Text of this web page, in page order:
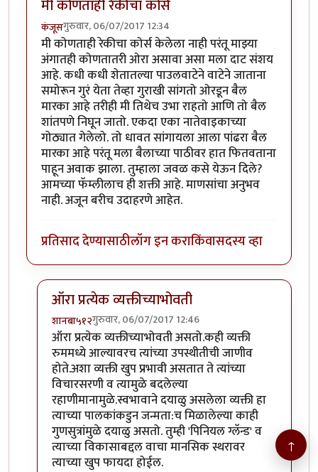
मी कोणताही रेकीचा कोर्स
कंजूसगुरुवार, 06/07/2017 12:34
मी कोणताही रेकीचा कोर्स केलेला नाही परंतू माझ्या
अंगातही कोणतातरी ओरा असावा असा मला दाट संशय
आहे. कधी कधी शेतातल्या पाउलवाटेने वाटेने जाताना
समोरून गुरं येता तेव्हा गुराखी सांगतो ओरडून बैल
मारका आहे तरीही मी तिथेच उभा राहतो आणि तो बैल
शांतपणे निघून जातो. एकदा एका नातेवाइकाच्या
गोठ्यात गेलेलो. तो धावत सांगायला आला पांढरा बैल
मारका आहे परंतू मला बैलाच्या पाठीवर हात फितवताना
पाहून अवाक झाला. तुम्हाला जवळ कसे येऊन दिले?
आमच्या फॅम्लीलाच ही शक्ती आहे. माणसांचा अनुभव
नाही. अजून बरीच उदाहरणे आहेत.
प्रतिसाद देण्यासाठीलॉग इन कराकिंवासदस्य व्हा
ऑरा प्रत्येक व्यक्तीच्याभोवती
शानबा५१२गुरुवार, 06/07/2017 12:46
In reply toमी कोणताही रेकीचा कोर्सbyकंजूस
ऑरा प्रत्येक व्यक्तीच्याभोवती असतो.कही व्यक्ती
रुममध्ये आल्यावरच त्यांच्या उपस्थीतीची जाणीव
होते.अशा व्यक्ती खुप प्रभावी असतात ते त्यांच्या
विचारसरणी व त्यामुळे बदलेल्या
रहाणीमानामुळे.स्वभावाने दयाळु असलेला व्यक्ती हा
त्याच्या पालकांकडुन जन्मता:च मिळालेल्या काही
गुणसुत्रांमुळे दयाळु असतो. तुम्ही 'पिनियल ग्लॅन्ड' व
त्याच्या विकासाबद्दल वाचा मानसिक स्थरावर
त्याच्या खुप फायदा होईल.
↑